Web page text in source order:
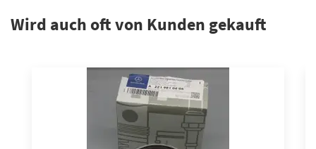
Wird auch oft von Kunden gekauft